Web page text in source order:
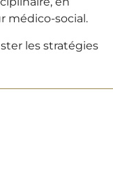
médico-social.
les stratégies